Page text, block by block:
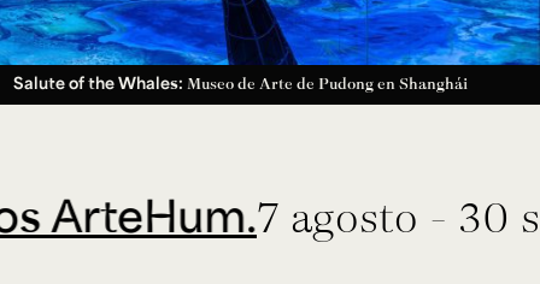
Salute of the Whales: Museo de Arte de Pudong en Shanghái
7 agosto - 30